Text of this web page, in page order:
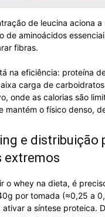
de leucina aciona
de aminoácidos
fibras.
na eficiência: proteína
carga de
onde as calorias são
mantém o físico denso,
e distribuição
extremos
o whey na dieta, é
por tomada (≈0,25 a
a síntese proteica.